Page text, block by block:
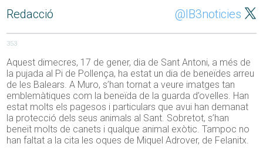
Redacció @IB3noticies
353
Aquest dimecres, 17 de gener, dia de Sant Antoni, a més de
la pujada al Pi de Pollença, ha estat un dia de beneïdes arreu
de les Balears. A Muro, s’han tornat a veure imatges tan
emblemàtiques com la beneïda de la guarda d’ovelles. Han
estat molts els pagesos i particulars que avui han demanat
la protecció dels seus animals al Sant. Sobretot, s’han
beneït molts de canets i qualque animal exòtic. Tampoc no
han faltat a la cita les oques de Miquel Adrover, de Felanitx.